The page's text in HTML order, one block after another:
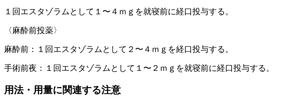
１回エスタゾラムとして１〜４ｍｇを就寝前に経口投与する。
〈麻酔前投薬〉
麻酔前：１回エスタゾラムとして２〜４ｍｇを経口投与する。
手術前夜：１回エスタゾラムとして１〜２ｍｇを就寝前に経口投与する。
用法・用量に関連する注意